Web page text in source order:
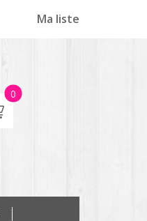
Ma liste
0